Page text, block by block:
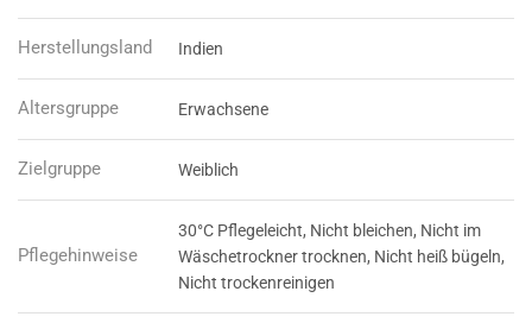
Herstellungsland Indien
Altersgruppe Erwachsene
Zielgruppe Weiblich
Pflegehinweise
30°C Pflegeleicht, Nicht bleichen, Nicht im
Wäschetrockner trocknen, Nicht heiß bügeln,
Nicht trockenreinigen